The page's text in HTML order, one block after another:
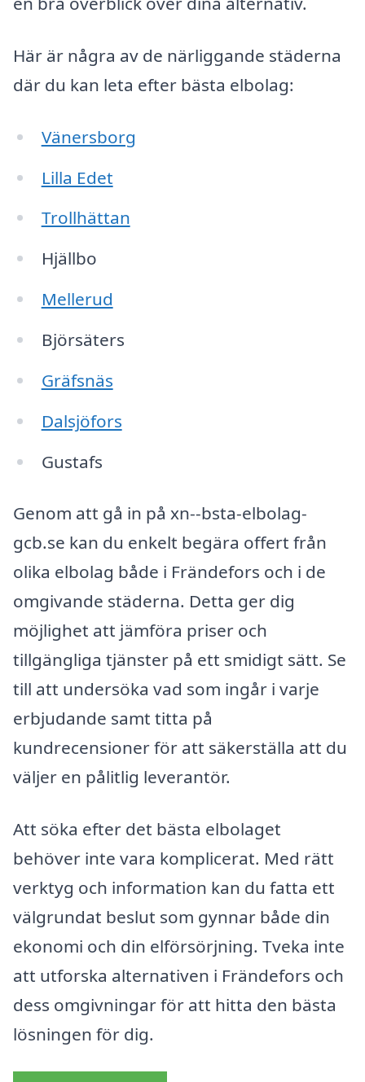
Här är några av de närliggande städerna
där du kan leta efter bästa elbolag:
Vänersborg
Lilla Edet
Trollhättan
Hjällbo
Mellerud
Björsäters
Gräfsnäs
Dalsjöfors
Gustafs
Genom att gå in på xn--bsta-elbolag-
gcb.se kan du enkelt begära offert från
olika elbolag både i Frändefors och i de
omgivande städerna. Detta ger dig
möjlighet att jämföra priser och
tillgängliga tjänster på ett smidigt sätt. Se
till att undersöka vad som ingår i varje
erbjudande samt titta på
kundrecensioner för att säkerställa att du
väljer en pålitlig leverantör.
Att söka efter det bästa elbolaget
behöver inte vara komplicerat. Med rätt
verktyg och information kan du fatta ett
välgrundat beslut som gynnar både din
ekonomi och din elförsörjning. Tveka inte
att utforska alternativen i Frändefors och
dess omgivningar för att hitta den bästa
lösningen för dig.